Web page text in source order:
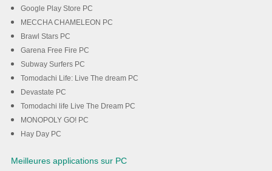
Google Play Store PC
MECCHA CHAMELEON PC
Brawl Stars PC
Garena Free Fire PC
Subway Surfers PC
Tomodachi Life: Live The dream PC
Devastate PC
Tomodachi life Live The Dream PC
MONOPOLY GO! PC
Hay Day PC
Meilleures applications sur PC